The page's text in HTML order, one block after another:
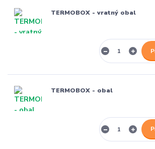
TERMOBOX - vratný obal
TERMOBOX - obal